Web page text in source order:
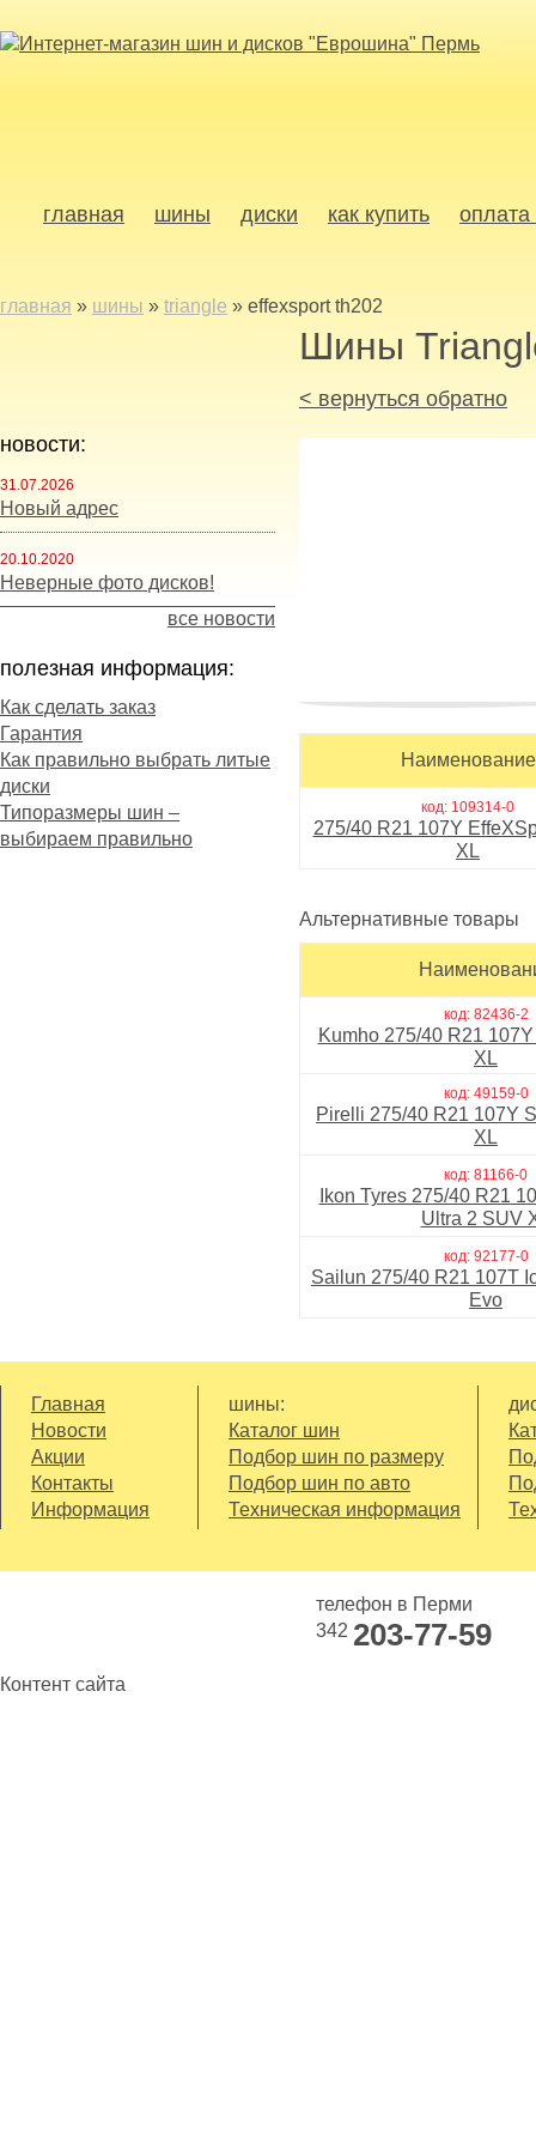
главная шины диски как купить оплата
главная » шины » triangle » effexsport th202
новости:
31.07.2026
Новый адрес
20.10.2020
Неверные фото дисков!
все новости
полезная информация:
Как сделать заказ
Гарантия
Как правильно выбрать литые
диски
Типоразмеры шин –
выбираем правильно
Шины
< вернуться обратно
показателями тяги,
Пришедшая на смену
своим технико-
повышен более, чем на
сцепных свойств. Этого
Наличие цельных ребер в
Основные особенности
- скоростная шина для
- отзывчивое
- современный состав
- развитая система
Наименование
код: 109314-0
275/40 R21 107Y
XL
Альтернативные товары
код: 82436-2
Kumho 275/40 R21
XL
код: 49159-0
Pirelli 275/40 R21 107Y
XL
код: 81166-0
Ikon Tyres 275/40 R21
Ultra 2 SUV
код: 92177-0
Sailun 275/40 R21 107T
Evo
Главная
Новости
Акции
Контакты
Информация
шины:
Каталог шин
Подбор шин по размеру
Подбор шин по авто
Техническая информация
телефон в Перми
342 203-77-59
Контент сайта